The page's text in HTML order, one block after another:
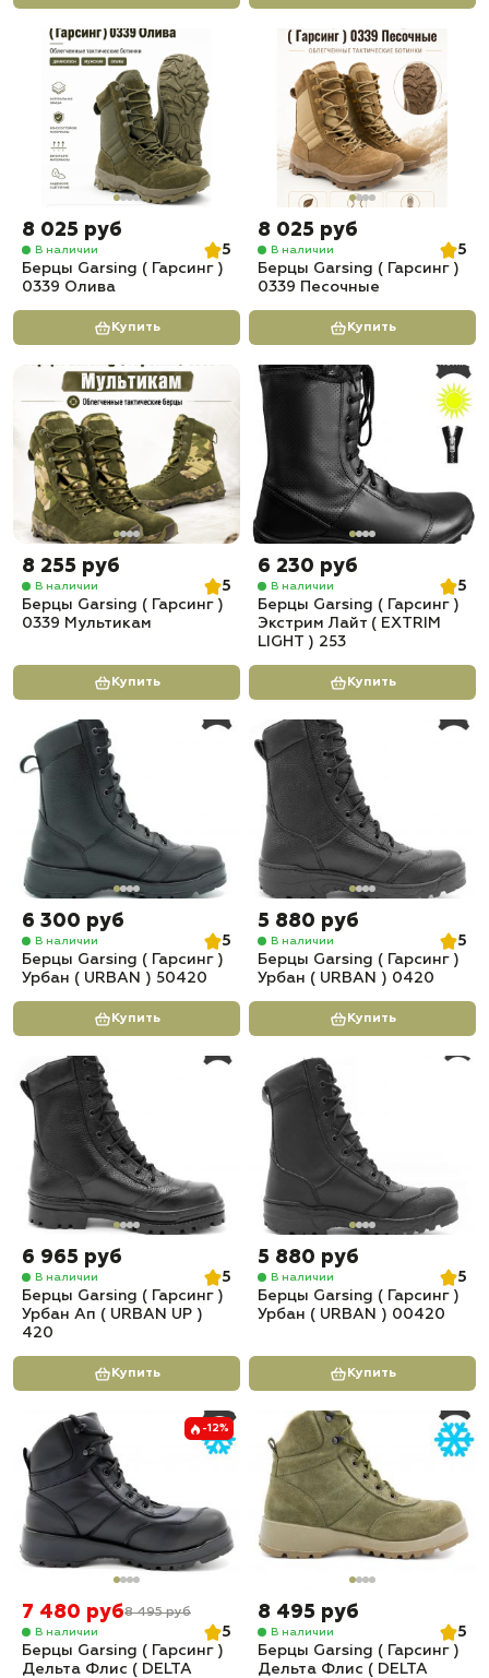
8 025 руб
В наличии
5
Берцы Garsing ( Гарсинг )
0339 Олива
Купить
8 025 руб
В наличии
5
Берцы Garsing ( Гарсинг )
0339 Песочные
Купить
8 255 руб
В наличии
5
Берцы Garsing ( Гарсинг )
0339 Мультикам
Купить
6 230 руб
В наличии
5
Берцы Garsing ( Гарсинг )
Экстрим Лайт ( EXTRIM
LIGHT ) 253
Купить
6 300 руб
В наличии
5
Берцы Garsing ( Гарсинг )
Урбан ( URBAN ) 50420
Купить
5 880 руб
В наличии
5
Берцы Garsing ( Гарсинг )
Урбан ( URBAN ) 0420
Купить
6 965 руб
В наличии
5
Берцы Garsing ( Гарсинг )
Урбан Ап ( URBAN UP )
420
Купить
5 880 руб
В наличии
5
Берцы Garsing ( Гарсинг )
Урбан ( URBAN ) 00420
Купить
-12%
7 480 руб8 495 руб
В наличии
5
Берцы Garsing ( Гарсинг )
Дельта Флис ( DELTA
8 495 руб
В наличии
5
Берцы Garsing ( Гарсинг )
Дельта Флис ( DELTA